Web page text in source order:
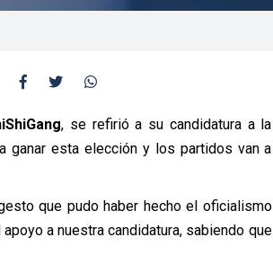
, se refirió a su candidatura a la
ganar esta elección y los partidos van a
que pudo haber hecho el oficialismo
a nuestra candidatura, sabiendo que